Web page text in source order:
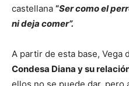
castellana “Ser como el
ni deja comer”.
A partir de esta base, Vega
Condesa Diana y su